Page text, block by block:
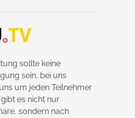
sollte keine
sein, bei uns
um jeden Teilnehmer
es nicht nur
sondern nach